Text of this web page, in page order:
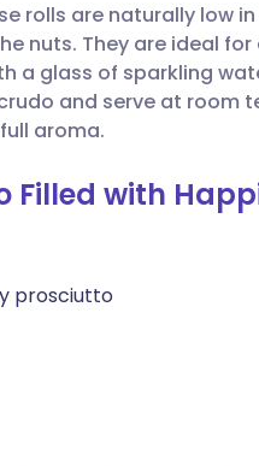
🇵🇹 Português
🇮🇱 עברית
🇸🇪 Svenska
rolls are naturally low
nuts. They are ideal
a glass of sparkling
and serve at room
aroma.
Filled with
prosciutto